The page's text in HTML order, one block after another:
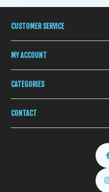
CUSTOMER SERVICE
MY ACCOUNT
CATEGORIES
CONTACT